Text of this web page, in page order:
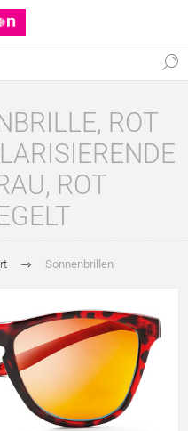
ROT
ROT
Sonnenbrillen